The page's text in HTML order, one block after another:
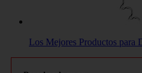
Los Mejores Productos para